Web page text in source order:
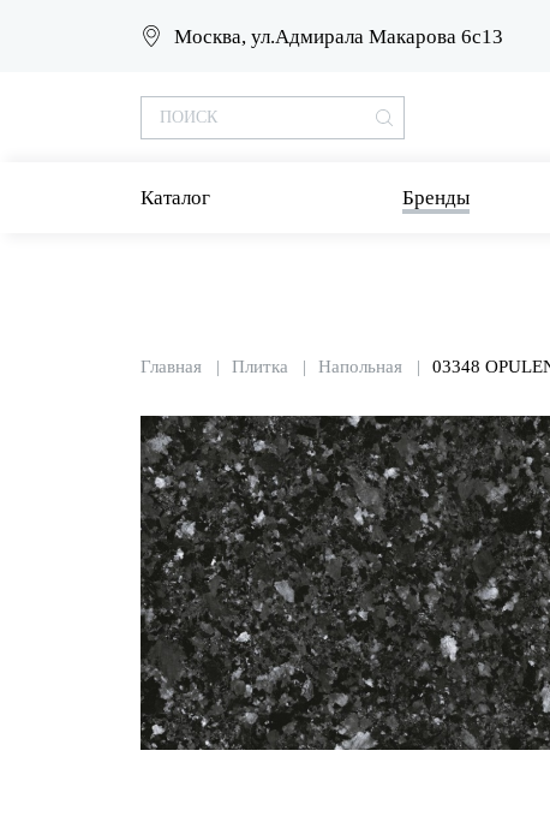
Москва, ул.Адмирала Макарова 6с13
Каталог Бренды
Главная Плитка Напольная 03348